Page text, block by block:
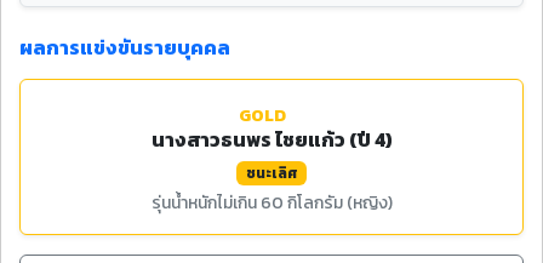
ผลการแข่งขันรายบุคคล
GOLD
นางสาวธนพร ไชยแก้ว (ปี 4)
ชนะเลิศ
รุ่นน้ำหนักไม่เกิน 60 กิโลกรัม (หญิง)